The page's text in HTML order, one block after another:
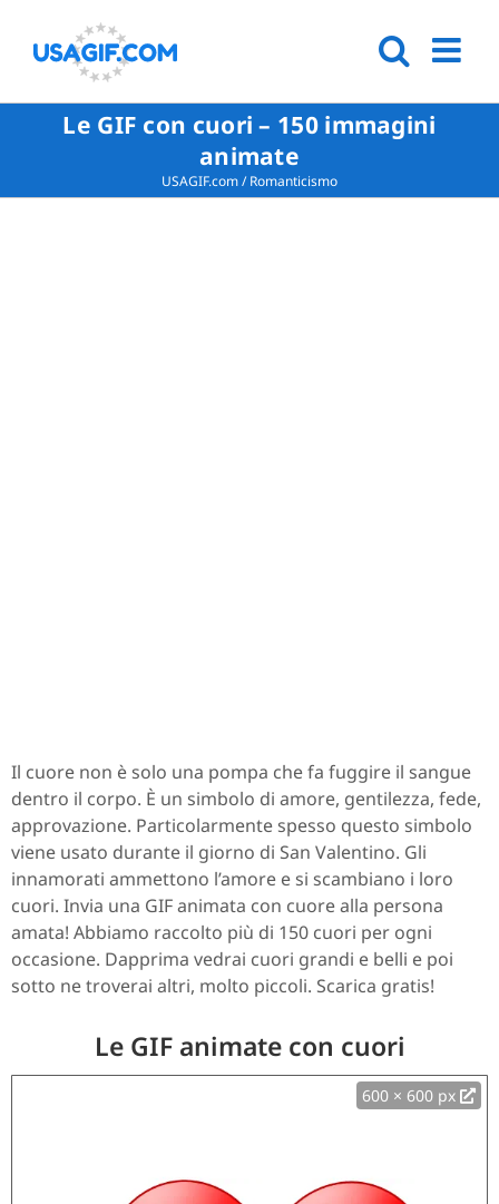
Le GIF con cuori – 150 immagini
animate
USAGIF.com/Romanticismo
Il cuore non è solo una pompa che fa fuggire il sangue
dentro il corpo. È un simbolo di amore, gentilezza, fede,
approvazione. Particolarmente spesso questo simbolo
viene usato durante il giorno di San Valentino. Gli
innamorati ammettono l’amore e si scambiano i loro
cuori. Invia una GIF animata con cuore alla persona
amata! Abbiamo raccolto più di 150 cuori per ogni
occasione. Dapprima vedrai cuori grandi e belli e poi
sotto ne troverai altri, molto piccoli. Scarica gratis!
Le GIF animate con cuori
600 × 600 px